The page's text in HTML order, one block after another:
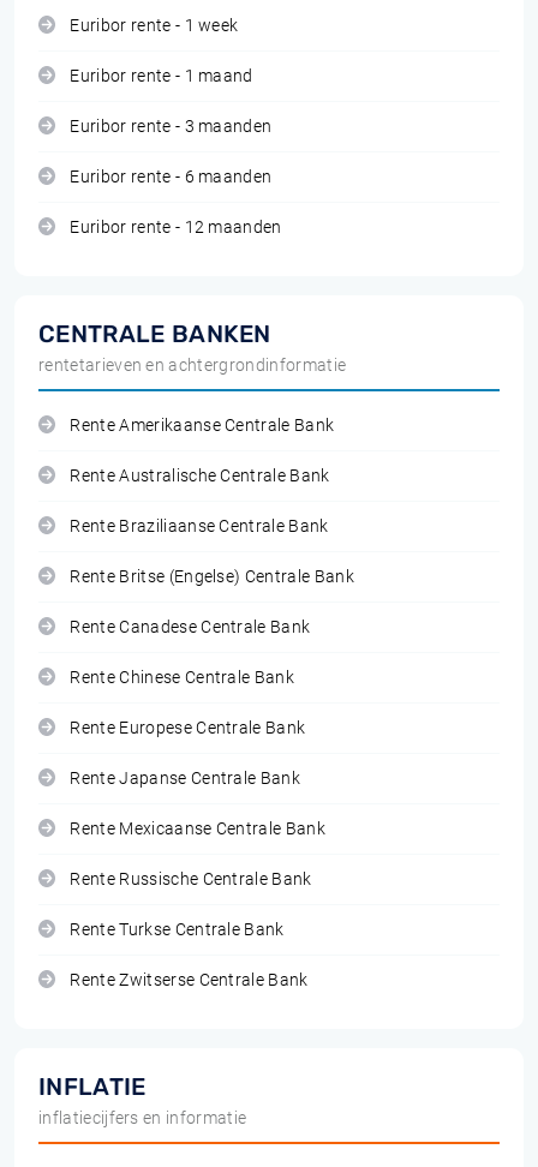
Euribor rente - 1 week
Euribor rente - 1 maand
Euribor rente - 3 maanden
Euribor rente - 6 maanden
Euribor rente - 12 maanden
CENTRALE BANKEN
rentetarieven en achtergrondinformatie
Rente Amerikaanse Centrale Bank
Rente Australische Centrale Bank
Rente Braziliaanse Centrale Bank
Rente Britse (Engelse) Centrale Bank
Rente Canadese Centrale Bank
Rente Chinese Centrale Bank
Rente Europese Centrale Bank
Rente Japanse Centrale Bank
Rente Mexicaanse Centrale Bank
Rente Russische Centrale Bank
Rente Turkse Centrale Bank
Rente Zwitserse Centrale Bank
INFLATIE
inflatiecijfers en informatie